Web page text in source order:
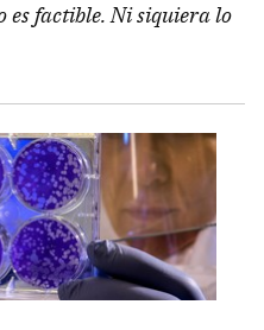
es factible. Ni siquiera lo